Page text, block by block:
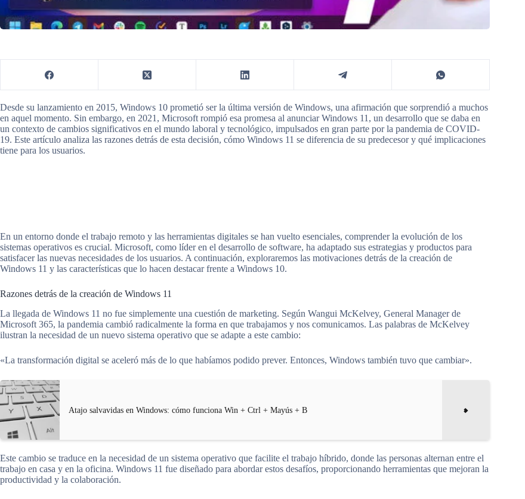
Desde su lanzamiento en 2015, Windows 10 prometió ser la última versión de Windows, una afirmación que sorprendió a muchos
en aquel momento. Sin embargo, en 2021, Microsoft rompió esa promesa al anunciar Windows 11, un desarrollo que se daba en
un contexto de cambios significativos en el mundo laboral y tecnológico, impulsados en gran parte por la pandemia de COVID-
19. Este artículo analiza las razones detrás de esta decisión, cómo Windows 11 se diferencia de su predecesor y qué implicaciones
tiene para los usuarios.
En un entorno donde el trabajo remoto y las herramientas digitales se han vuelto esenciales, comprender la evolución de los
sistemas operativos es crucial. Microsoft, como líder en el desarrollo de software, ha adaptado sus estrategias y productos para
satisfacer las nuevas necesidades de los usuarios. A continuación, exploraremos las motivaciones detrás de la creación de
Windows 11 y las características que lo hacen destacar frente a Windows 10.
Razones detrás de la creación de Windows 11
La llegada de Windows 11 no fue simplemente una cuestión de marketing. Según Wangui McKelvey, General Manager de
Microsoft 365, la pandemia cambió radicalmente la forma en que trabajamos y nos comunicamos. Las palabras de McKelvey
ilustran la necesidad de un nuevo sistema operativo que se adapte a este cambio:
«La transformación digital se aceleró más de lo que habíamos podido prever. Entonces, Windows también tuvo que cambiar».
Atajo salvavidas en Windows: cómo funciona Win + Ctrl + Mayús + B
Este cambio se traduce en la necesidad de un sistema operativo que facilite el trabajo híbrido, donde las personas alternan entre el
trabajo en casa y en la oficina. Windows 11 fue diseñado para abordar estos desafíos, proporcionando herramientas que mejoran la
productividad y la colaboración.